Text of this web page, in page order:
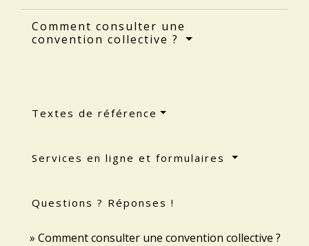
Comment consulter une
convention collective ?
Textes de référence
Services en ligne et formulaires
Questions ? Réponses !
Comment consulter une convention collective ?